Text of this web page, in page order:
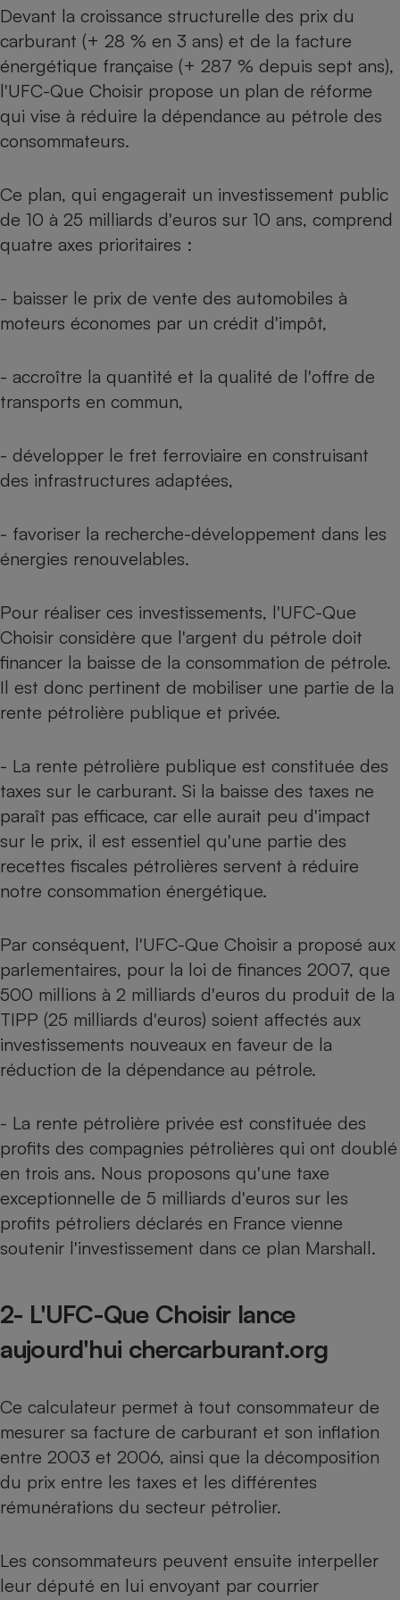
Devant la croissance structurelle des prix du
carburant (+ 28 % en 3 ans) et de la facture
énergétique française (+ 287 % depuis sept ans),
l'UFC-Que Choisir propose un plan de réforme
qui vise à réduire la dépendance au pétrole des
consommateurs.
Ce plan, qui engagerait un investissement public
de 10 à 25 milliards d'euros sur 10 ans, comprend
quatre axes prioritaires :
- baisser le prix de vente des automobiles à
moteurs économes par un crédit d'impôt,
- accroître la quantité et la qualité de l'offre de
transports en commun,
- développer le fret ferroviaire en construisant
des infrastructures adaptées,
- favoriser la recherche-développement dans les
énergies renouvelables.
Pour réaliser ces investissements, l'UFC-Que
Choisir considère que l'argent du pétrole doit
financer la baisse de la consommation de pétrole.
Il est donc pertinent de mobiliser une partie de la
rente pétrolière publique et privée.
- La rente pétrolière publique est constituée des
taxes sur le carburant. Si la baisse des taxes ne
paraît pas efficace, car elle aurait peu d'impact
sur le prix, il est essentiel qu'une partie des
recettes fiscales pétrolières servent à réduire
notre consommation énergétique.
Par conséquent, l'UFC-Que Choisir a proposé aux
parlementaires, pour la loi de finances 2007, que
500 millions à 2 milliards d'euros du produit de la
TIPP (25 milliards d'euros) soient affectés aux
investissements nouveaux en faveur de la
réduction de la dépendance au pétrole.
- La rente pétrolière privée est constituée des
profits des compagnies pétrolières qui ont doublé
en trois ans. Nous proposons qu'une taxe
exceptionnelle de 5 milliards d'euros sur les
profits pétroliers déclarés en France vienne
soutenir l'investissement dans ce plan Marshall.
2- L'UFC-Que Choisir lance
aujourd'hui chercarburant.org
Ce calculateur permet à tout consommateur de
mesurer sa facture de carburant et son inflation
entre 2003 et 2006, ainsi que la décomposition
du prix entre les taxes et les différentes
rémunérations du secteur pétrolier.
Les consommateurs peuvent ensuite interpeller
leur député en lui envoyant par courrier
Complément
alimentaire
bouteille
Assurance emprunteur
Banque
Petit électroménager -
induction
Climatiseur -
Ventilateur
Cafetière à expressos
Robot ménager
Téléviseur
Antivirus
Climatiseur -
Ventilateur
Mutuelle